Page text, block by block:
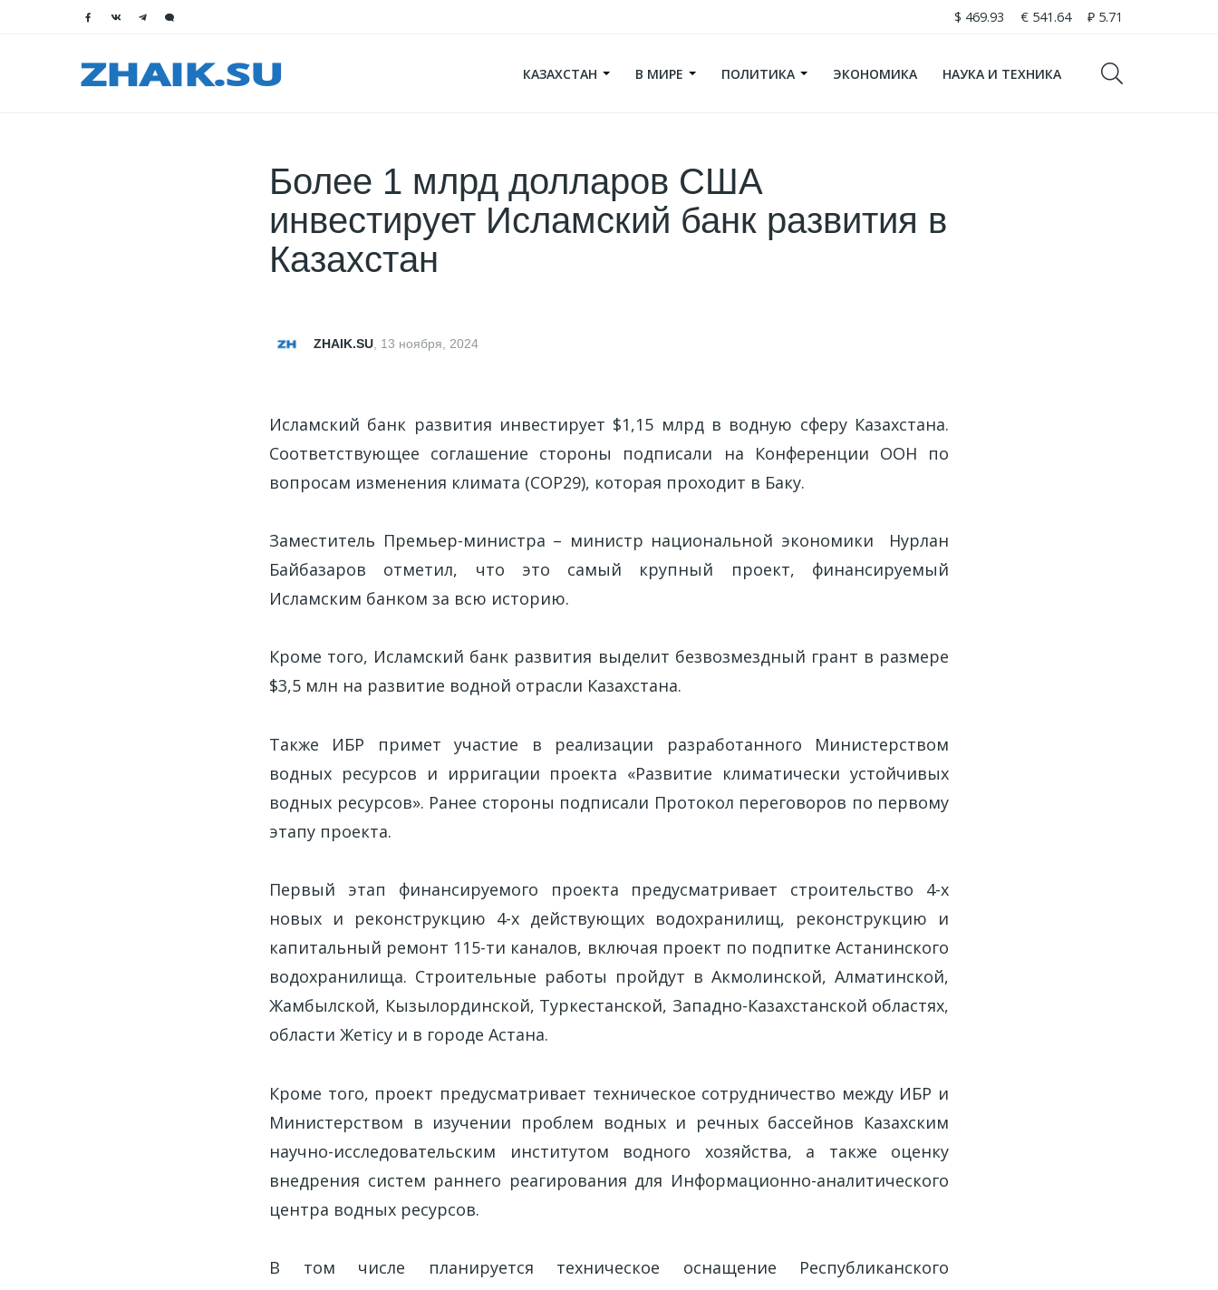
$ 469.93 € 541.64 ₽ 5.71
КАЗАХСТАН В МИРЕ ПОЛИТИКА ЭКОНОМИКА НАУКА И ТЕХНИКА
Более 1 млрд долларов США
инвестирует Исламский банк развития в
Казахстан
ZHAIK.SU, 13 ноября, 2024
Исламский банк развития инвестирует $1,15 млрд в водную сферу Казахстана.
Соответствующее соглашение стороны подписали на Конференции ООН по
вопросам изменения климата (COP29), которая проходит в Баку.
Заместитель Премьер-министра – министр национальной экономики Нурлан
Байбазаров отметил, что это самый крупный проект, финансируемый
Исламским банком за всю историю.
Кроме того, Исламский банк развития выделит безвозмездный грант в размере
$3,5 млн на развитие водной отрасли Казахстана.
Также ИБР примет участие в реализации разработанного Министерством
водных ресурсов и ирригации проекта «Развитие климатически устойчивых
водных ресурсов». Ранее стороны подписали Протокол переговоров по первому
этапу проекта.
Первый этап финансируемого проекта предусматривает строительство 4-х
новых и реконструкцию 4-х действующих водохранилищ, реконструкцию и
капитальный ремонт 115-ти каналов, включая проект по подпитке Астанинского
водохранилища. Строительные работы пройдут в Акмолинской, Алматинской,
Жамбылской, Кызылординской, Туркестанской, Западно-Казахстанской областях,
области Жетісу и в городе Астана.
Кроме того, проект предусматривает техническое сотрудничество между ИБР и
Министерством в изучении проблем водных и речных бассейнов Казахским
научно-исследовательским институтом водного хозяйства, а также оценку
внедрения систем раннего реагирования для Информационно-аналитического
центра водных ресурсов.
В том числе планируется техническое оснащение Республиканского